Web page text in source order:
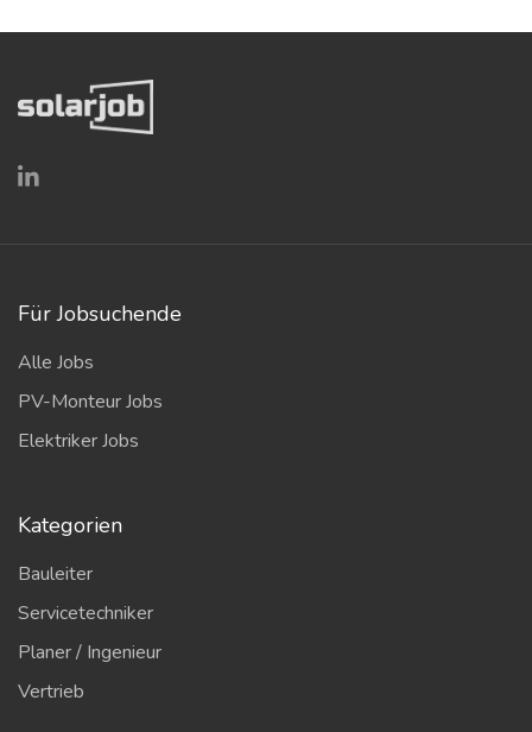
Für Jobsuchende
Alle Jobs
PV-Monteur Jobs
Elektriker Jobs
Kategorien
Bauleiter
Servicetechniker
Planer / Ingenieur
Vertrieb